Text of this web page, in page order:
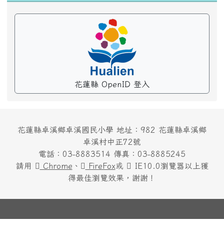
花蓮縣 OpenID 登入
花蓮縣卓溪鄉卓溪國民小學 地址：982 花蓮縣卓溪鄉
卓溪村中正72號
電話：03-8883514 傳真：03-8885245
請用
Chrome 、 FireFox或
IE10.0瀏覽器以上獲
得最佳瀏覽效果，謝謝！